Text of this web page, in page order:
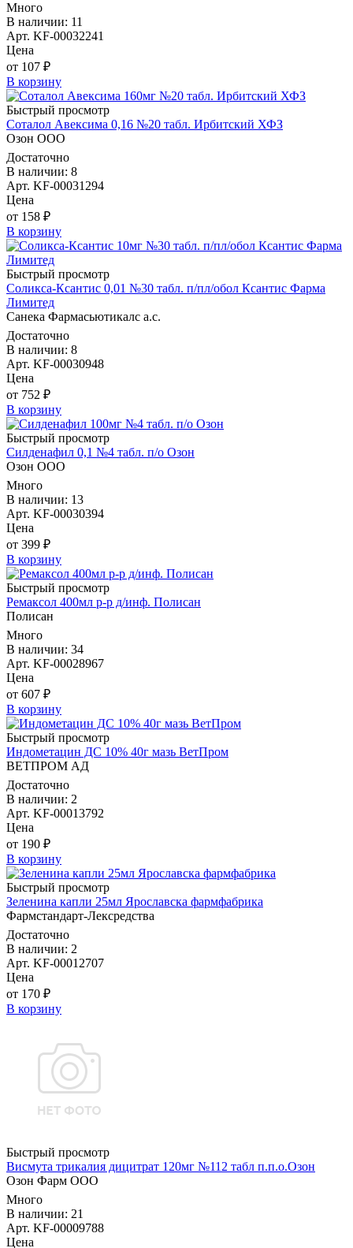
Много
В наличии: 11
Арт. KF-00032241
Цена
от 107 ₽
В корзину
Быстрый просмотр
Соталол Авексима 0,16 №20 табл. Ирбитский ХФЗ
Озон ООО
Достаточно
В наличии: 8
Арт. KF-00031294
Цена
от 158 ₽
В корзину
Быстрый просмотр
Соликса-Ксантис 0,01 №30 табл. п/пл/обол Ксантис Фарма
Лимитед
Санека Фармасьютикалс а.с.
Достаточно
В наличии: 8
Арт. KF-00030948
Цена
от 752 ₽
В корзину
Быстрый просмотр
Силденафил 0,1 №4 табл. п/о Озон
Озон ООО
Много
В наличии: 13
Арт. KF-00030394
Цена
от 399 ₽
В корзину
Быстрый просмотр
Ремаксол 400мл р-р д/инф. Полисан
Полисан
Много
В наличии: 34
Арт. KF-00028967
Цена
от 607 ₽
В корзину
Быстрый просмотр
Индометацин ДС 10% 40г мазь ВетПром
ВЕТПРОМ АД
Достаточно
В наличии: 2
Арт. KF-00013792
Цена
от 190 ₽
В корзину
Быстрый просмотр
Зеленина капли 25мл Ярославска фармфабрика
Фармстандарт-Лексредства
Достаточно
В наличии: 2
Арт. KF-00012707
Цена
от 170 ₽
В корзину
Быстрый просмотр
Висмута трикалия дицитрат 120мг №112 табл п.п.о.Озон
Озон Фарм ООО
Много
В наличии: 21
Арт. KF-00009788
Цена